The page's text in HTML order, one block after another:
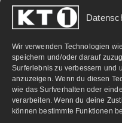
Wir verwenden Technologien
speichern und/oder darauf
Surferlebnis zu verbessern und
anzuzeigen. Wenn du diesen
wie das Surfverhalten oder
verarbeiten. Wenn du deine
können bestimmte Funktionen
PARTNERLINKS: